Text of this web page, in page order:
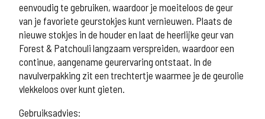
eenvoudig te gebruiken, waardoor je moeiteloos de geur
van je favoriete geurstokjes kunt vernieuwen. Plaats de
nieuwe stokjes in de houder en laat de heerlijke geur van
Forest & Patchouli langzaam verspreiden, waardoor een
continue, aangename geurervaring ontstaat. In de
navulverpakking zit een trechtertje waarmee je de geurolie
vlekkeloos over kunt gieten.
Gebruiksadvies: